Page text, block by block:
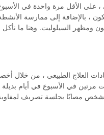
تحلل كهربائى ، على الأقل مرة واحدة
بالإضافة إلى ممارسة الأنشطة
العلاج الطبيعي ، من خلال
في الأسبوع في أيام بديلة